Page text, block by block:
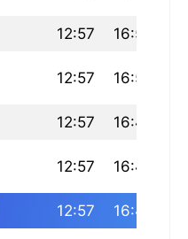
12:57 16:50
12:57 16:50
12:57 16:49
12:57 16:49
12:57 16:48